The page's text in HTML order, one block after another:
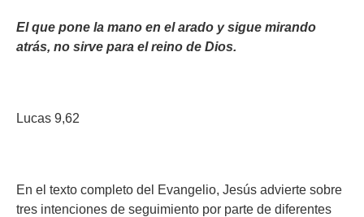
El que pone la mano en el arado y sigue mirando
atrás, no sirve para el reino de Dios.
Lucas 9,62
En el texto completo del Evangelio, Jesús advierte sobre
tres intenciones de seguimiento por parte de diferentes